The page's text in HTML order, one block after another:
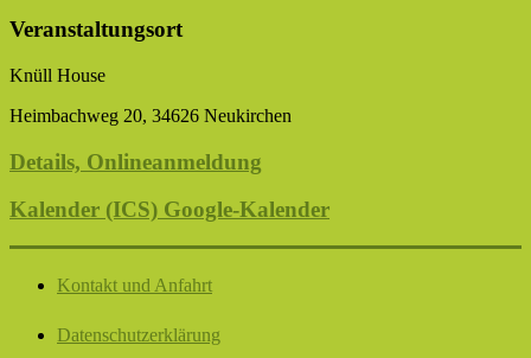
Veranstaltungsort
Knüll House
Heimbachweg 20, 34626 Neukirchen
Details, Onlineanmeldung
Kalender (ICS) Google-Kalender
Kontakt und Anfahrt
Datenschutzerklärung